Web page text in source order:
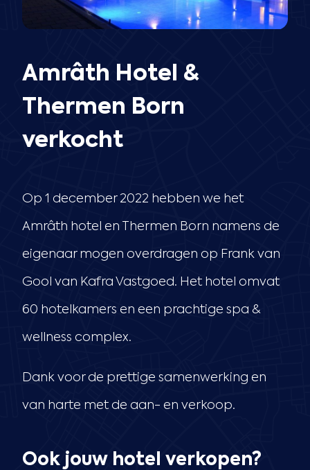
Amrâth Hotel &
Thermen Born
verkocht
Op 1 december 2022 hebben we het
Amrâth hotel en Thermen Born namens de
eigenaar mogen overdragen op Frank van
Gool van Kafra Vastgoed. Het hotel omvat
60 hotelkamers en een prachtige spa &
wellness complex.
Dank voor de prettige samenwerking en
van harte met de aan- en verkoop.
Ook jouw hotel verkopen?